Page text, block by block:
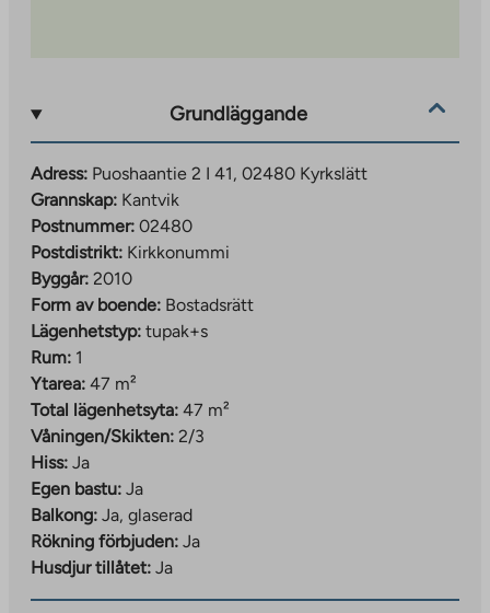
Grundläggande
Adress: Puoshaantie 2 I 41, 02480 Kyrkslätt
Grannskap: Kantvik
Postnummer: 02480
Postdistrikt: Kirkkonummi
Byggår: 2010
Form av boende: Bostadsrätt
Lägenhetstyp: tupak+s
Rum: 1
Ytarea: 47 m²
Total lägenhetsyta: 47 m²
Våningen/Skikten: 2/3
Hiss: Ja
Egen bastu: Ja
Balkong: Ja, glaserad
Rökning förbjuden: Ja
Husdjur tillåtet: Ja